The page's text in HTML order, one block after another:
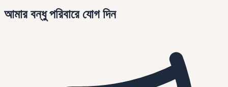
আমার বন্ধু পরিবারে যোগ দিন